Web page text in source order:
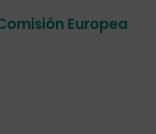
Europea